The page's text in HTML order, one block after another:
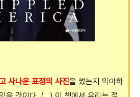
사나운 표정의 사진을 썼는지 의아하